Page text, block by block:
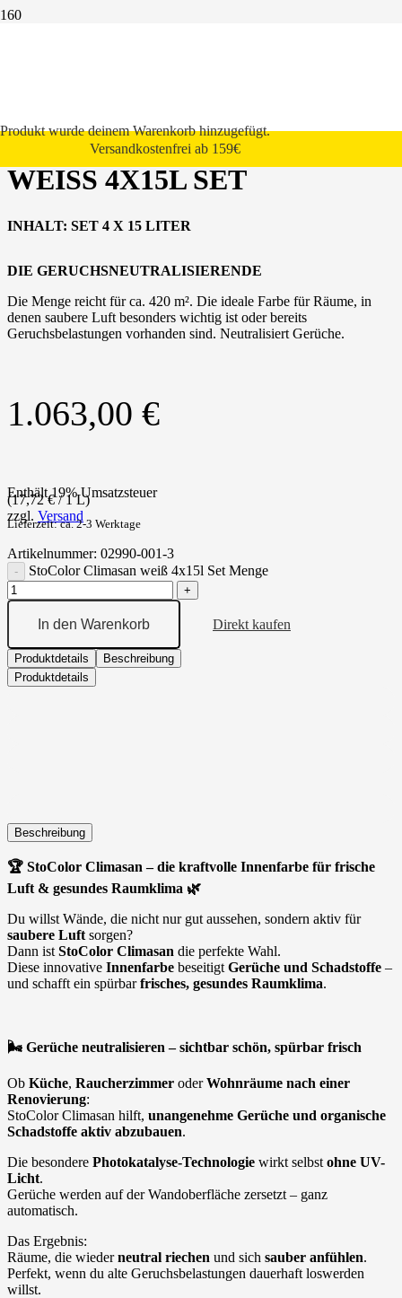
Produktwurde deinem Warenkorb hinzugefügt.
Versandkostenfrei ab 159€
STOCOLOR CLIMASAN
WEISS 4X15L SET
INHALT: SET 4 X 15 LITER
DIE GERUCHSNEUTRALISIERENDE
Die Menge reicht für ca. 420 m². Die ideale Farbe für Räume, in
denen saubere Luft besonders wichtig ist oder bereits
Geruchsbelastungen vorhanden sind. Neutralisiert Gerüche.
1.063,00 €
Enthält 19% Umsatzsteuer
(17,72€/ 1 L)
zzgl. Versand
Lieferzeit: ca. 2-3 Werktage
Artikelnummer: 02990-001-3
StoColor Climasan weiß 4x15l Set Menge
In den Warenkorb Direkt kaufen
Produktdetails
Beschreibung
Produktdetails
Beschreibung
🏆 StoColor Climasan – die kraftvolle Innenfarbe für frische
Luft & gesundes Raumklima 🌿
Du willst Wände, die nicht nur gut aussehen, sondern aktiv für
saubere Luft sorgen?
Dann ist StoColor Climasan die perfekte Wahl.
Diese innovative Innenfarbe beseitigt Gerüche und Schadstoffe –
und schafft ein spürbarfrisches, gesundes Raumklima.
🌬 ️ Gerüche neutralisieren – sichtbar schön, spürbar frisch
Ob Küche, Raucherzimmer oderWohnräume nach einer
Renovierung:
StoColor Climasan hilft, unangenehme Gerüche und organische
Schadstoffe aktiv abzubauen.
Die besondere Photokatalyse-Technologie wirkt selbst ohne UV-
Licht.
Gerüche werden auf der Wandoberfläche zersetzt – ganz
automatisch.
Das Ergebnis:
Räume, die wiederneutral riechen und sich sauber anfühlen.
Perfekt, wenn du alte Geruchsbelastungen dauerhaft loswerden
willst.